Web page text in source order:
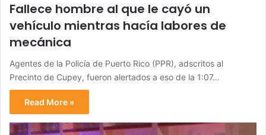
Fallece hombre al que le cayó un
vehículo mientras hacía labores de
mecánica
Agentes de la Policía de Puerto Rico (PPR), adscritos al
Precinto de Cupey, fueron alertados a eso de la 1:07…
Read More »